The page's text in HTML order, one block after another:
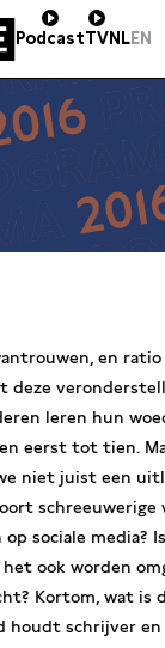
content
PodcastTVNLEN
en ratio
deze
leren hun
eerst tot tien.
niet juist een
schreeuwerige
sociale media?
ook worden
Kortom, wat is
houdt schrijver